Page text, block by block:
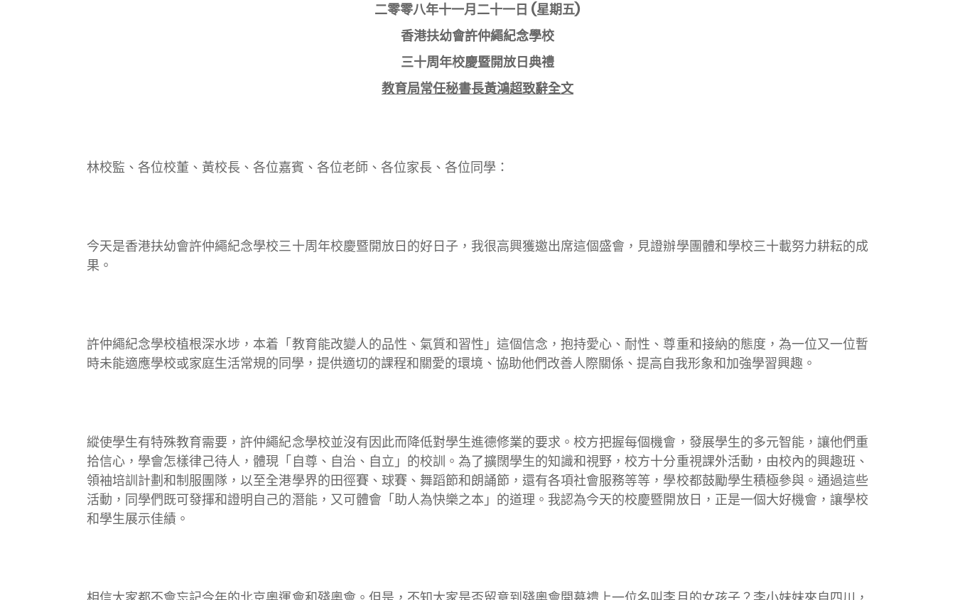
二零零八年十一月二十一日 (星期五)
香港扶幼會許仲繩紀念學校
三十周年校慶暨開放日典禮
教育局常任秘書長黃鴻超致辭全文
林校監、各位校董、黃校長、各位嘉賓、各位老師、各位家長、各位同學：
今天是香港扶幼會許仲繩紀念學校三十周年校慶暨開放日的好日子，我很高興獲邀出席這個盛會，見證辦學團體和學校三十載努力耕耘的成
果。
許仲繩紀念學校植根深水埗，本着「教育能改變人的品性、氣質和習性」這個信念，抱持愛心、耐性、尊重和接納的態度，為一位又一位暫
時未能適應學校或家庭生活常規的同學，提供適切的課程和關愛的環境、協助他們改善人際關係、提高自我形象和加強學習興趣。
縱使學生有特殊教育需要，許仲繩紀念學校並沒有因此而降低對學生進德修業的要求。校方把握每個機會，發展學生的多元智能，讓他們重
拾信心，學會怎樣律己待人，體現「自尊、自治、自立」的校訓。為了擴闊學生的知識和視野，校方十分重視課外活動，由校內的興趣班、
領袖培訓計劃和制服團隊，以至全港學界的田徑賽、球賽、舞蹈節和朗誦節，還有各項社會服務等等，學校都鼓勵學生積極參與。通過這些
活動，同學們既可發揮和證明自己的潛能，又可體會「助人為快樂之本」的道理。我認為今天的校慶暨開放日，正是一個大好機會，讓學校
和學生展示佳績。